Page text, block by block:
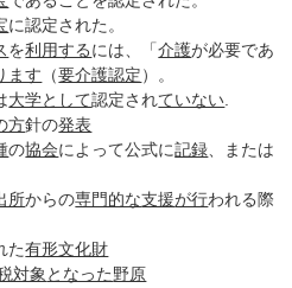
に認定された。
を利用するには、「介護が必要であ
ます （要介護認定）。
大学として認定されていない
方針の発表
の協会によって公式に記録 、または
所からの専門的な支援が行われる際
た有形文化財
対象 となった野原